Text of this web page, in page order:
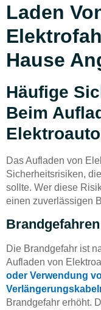
Laden
Hause
Häufige
Beim
Das Aufladen von
Sicherheitsrisiken,
sollte. Wer diese
einen zuverlässigen
Die Brandgefahr ist
Aufladen von
oder Verwendung
Brandgefahr erhöht.